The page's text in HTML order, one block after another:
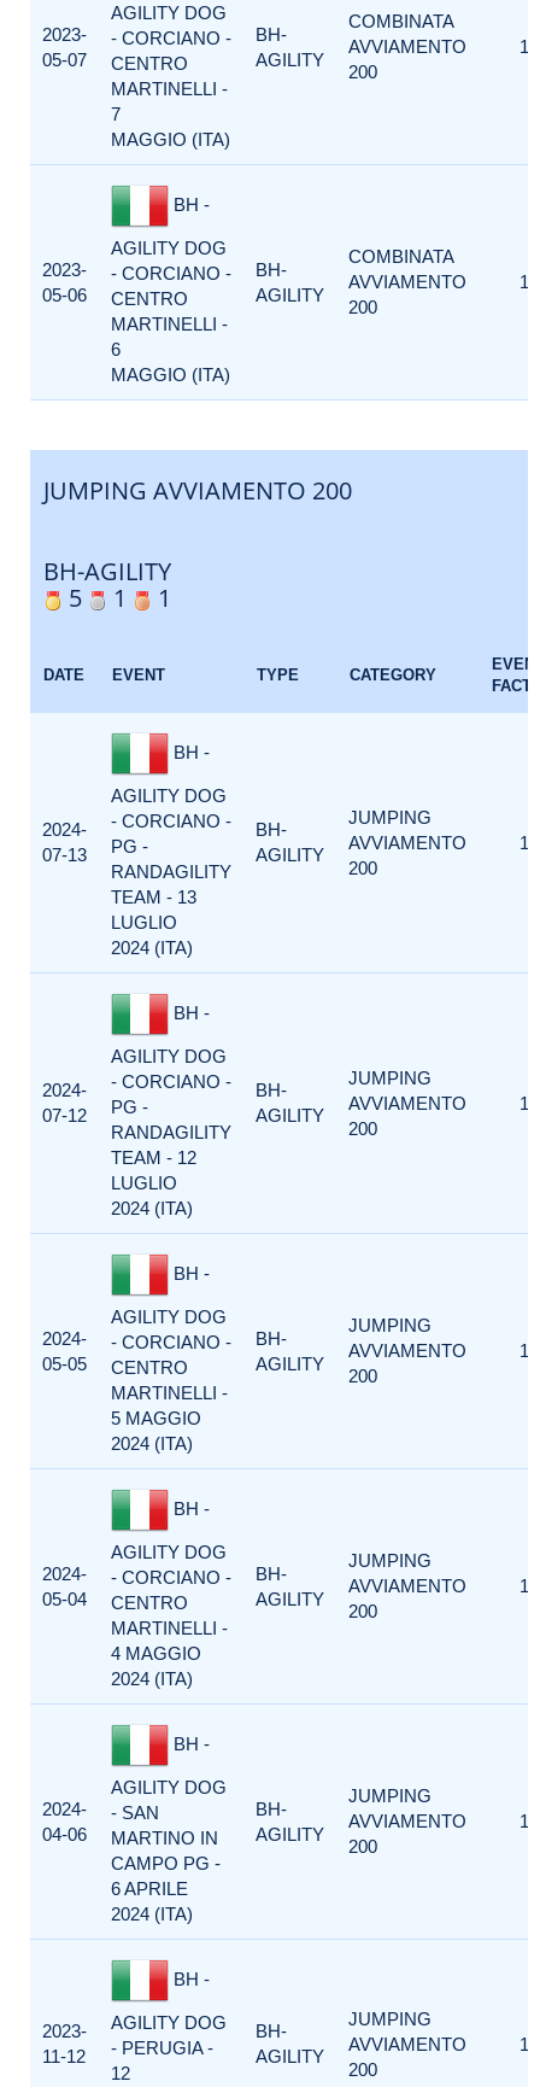
2023-
05-07
AGILITY DOG
- CORCIANO -
CENTRO
MARTINELLI -
7
MAGGIO (ITA)
BH-
AGILITY
COMBINATA
AVVIAMENTO
200
1
2023-
05-06
BH -
AGILITY DOG
- CORCIANO -
CENTRO
MARTINELLI -
6
MAGGIO (ITA)
BH-
AGILITY
COMBINATA
AVVIAMENTO
200
1
JUMPING AVVIAMENTO 200
BH-AGILITY
5
1 1
DATE EVENT TYPE CATEGORY
2024-
07-13
BH -
AGILITY DOG
- CORCIANO -
PG -
RANDAGILITY
TEAM - 13
LUGLIO
2024 (ITA)
BH-
AGILITY
JUMPING
AVVIAMENTO
200
1
2024-
07-12
BH -
AGILITY DOG
- CORCIANO -
PG -
RANDAGILITY
TEAM - 12
LUGLIO
2024 (ITA)
BH-
AGILITY
JUMPING
AVVIAMENTO
200
1
2024-
05-05
BH -
AGILITY DOG
- CORCIANO -
CENTRO
MARTINELLI -
5 MAGGIO
2024 (ITA)
BH-
AGILITY
JUMPING
AVVIAMENTO
200
1
2024-
05-04
BH -
AGILITY DOG
- CORCIANO -
CENTRO
MARTINELLI -
4 MAGGIO
2024 (ITA)
BH-
AGILITY
JUMPING
AVVIAMENTO
200
1
2024-
04-06
BH -
AGILITY DOG
- SAN
MARTINO IN
CAMPO PG -
6 APRILE
2024 (ITA)
BH-
AGILITY
JUMPING
AVVIAMENTO
200
1
2023-
11-12
BH -
AGILITY DOG
- PERUGIA -
12
BH-
AGILITY
JUMPING
AVVIAMENTO
200
1